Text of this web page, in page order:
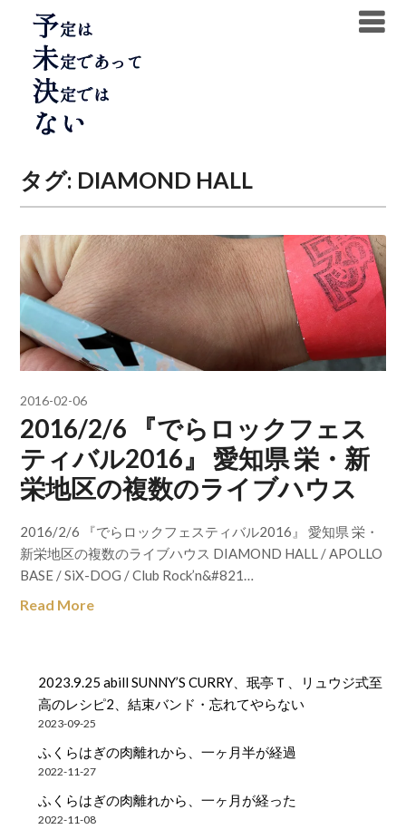
content
タグ: DIAMOND HALL
2016-02-06
2016/2/6 『でらロックフェス
ティバル2016』 愛知県 栄・新
栄地区の複数のライブハウス
2016/2/6 『でらロックフェスティバル2016』 愛知県 栄・
新栄地区の複数のライブハウス DIAMOND HALL / APOLLO
BASE / SiX-DOG / Club Rock’n&#821…
Read More
2023.9.25 abill SUNNY’S CURRY、珉亭Ｔ、リュウジ式至
高のレシピ2、結束バンド・忘れてやらない
2023-09-25
ふくらはぎの肉離れから、一ヶ月半が経過
2022-11-27
ふくらはぎの肉離れから、一ヶ月が経った
2022-11-08